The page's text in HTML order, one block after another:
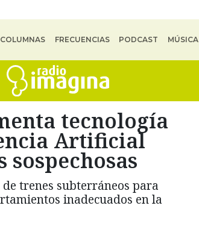
COLUMNAS FRECUENCIAS PODCAST MÚSICA
tecnología
Artificial
trenes subterráneos para
inadecuados en la